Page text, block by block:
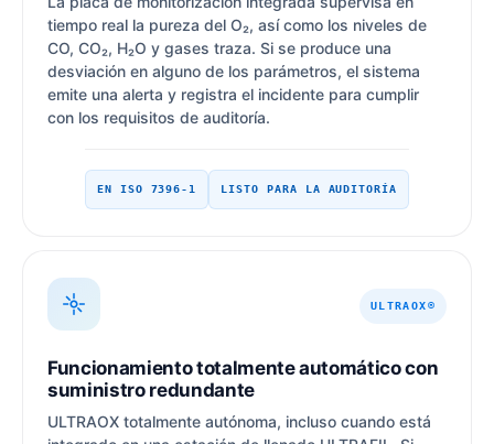
tiempo real la pureza del O₂, así como los niveles de
CO, CO₂, H₂O y gases traza. Si se produce una
desviación en alguno de los parámetros, el sistema
emite una alerta y registra el incidente para cumplir
con los requisitos de auditoría.
EN ISO 7396-1 LISTO PARA LA AUDITORÍA
ULTRAOX®
Funcionamiento totalmente automático con
suministro redundante
ULTRAOX totalmente autónoma, incluso cuando está